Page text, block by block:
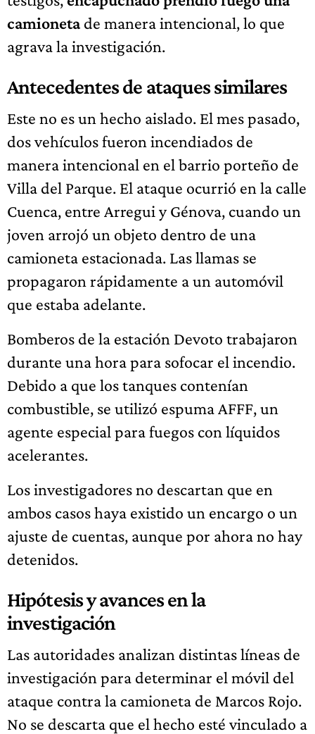
camionetade manera intencional, lo que
agrava la investigación.
Antecedentes de ataques similares
Este no es un hecho aislado. El mes pasado,
dos vehículos fueron incendiados de
manera intencional en el barrio porteño de
Villa del Parque. El ataque ocurrió en la calle
Cuenca, entre Arregui y Génova, cuando un
joven arrojó un objeto dentro de una
camioneta estacionada. Las llamas se
propagaron rápidamente a un automóvil
que estaba adelante.
Bomberos de la estación Devoto trabajaron
durante una hora para sofocar el incendio.
Debido a que los tanques contenían
combustible, se utilizó espuma AFFF, un
agente especial para fuegos con líquidos
acelerantes.
Los investigadores no descartan que en
ambos casos haya existido un encargo o un
ajuste de cuentas, aunque por ahora no hay
detenidos.
Hipótesis y avances en la
investigación
Las autoridades analizan distintas líneas de
investigación para determinar el móvil del
ataque contra la camioneta de Marcos Rojo.
No se descarta que el hecho esté vinculado a